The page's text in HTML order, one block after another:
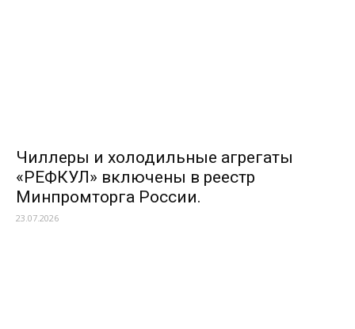
Чиллеры и холодильные агрегаты
«РЕФКУЛ» включены в реестр
Минпромторга России.
23.07.2026